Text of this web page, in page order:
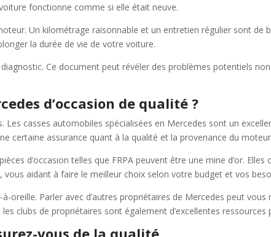
fonctionne comme si elle était neuve.
Un kilométrage raisonnable et un entretien régulier sont de
la durée de vie de votre voiture.
Ce document peut révéler des problèmes potentiels
d’occasion de qualité ?
Les casses automobiles spécialisées en Mercedes sont un
certaine assurance quant à la qualité et la provenance du
d’occasion telles que FRPA peuvent être une mine d’or.
aidant à faire le meilleur choix selon votre budget et vos
oreille. Parler avec d’autres propriétaires de Mercedes peut
clubs de propriétaires sont également d’excellentes